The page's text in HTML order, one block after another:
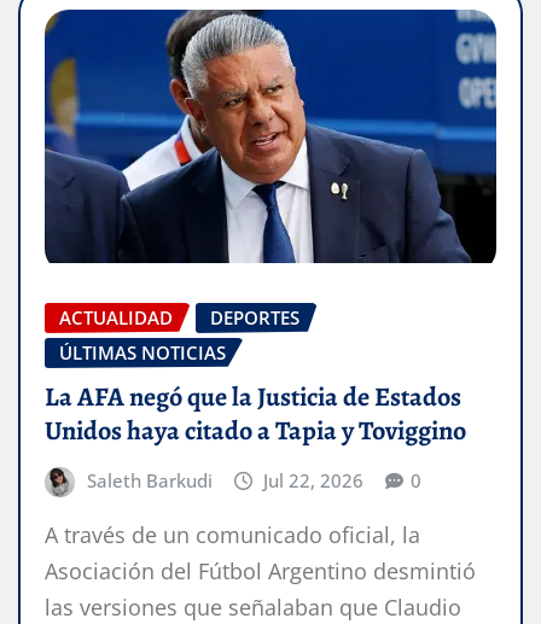
ACTUALIDAD
DEPORTES
ÚLTIMAS NOTICIAS
La AFA negó que la Justicia de Estados
Unidos haya citado a Tapia y Toviggino
Saleth Barkudi Jul 22, 2026 0
A través de un comunicado oficial, la
Asociación del Fútbol Argentino desmintió
las versiones que señalaban que Claudio